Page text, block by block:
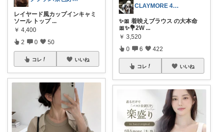
レイヤード風カップインキャミ
ソール トップ ...
￥ 4,400
2 0 50
コレ いいね
CLAYMORE 4日経由購入感謝です
✨🎀 着映えブラウス の大本命
🎀✨💐2W ...
￥ 3,520
0 6 422
コレ いいね